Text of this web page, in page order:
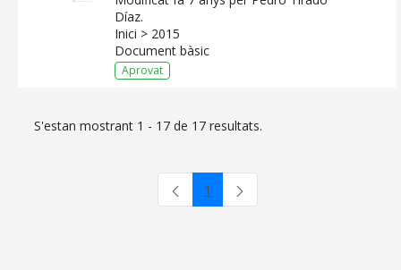
Díaz.
Inici > 2015
Document bàsic
Aprovat
S'estan mostrant 1 - 17 de 17 resultats.
Pàgina
1